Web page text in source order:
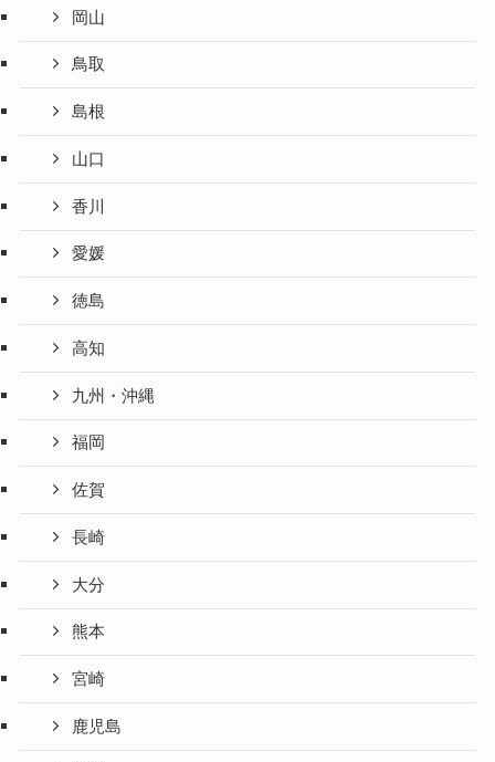
岡山
鳥取
島根
山口
香川
愛媛
徳島
高知
九州・沖縄
福岡
佐賀
長崎
大分
熊本
宮崎
鹿児島